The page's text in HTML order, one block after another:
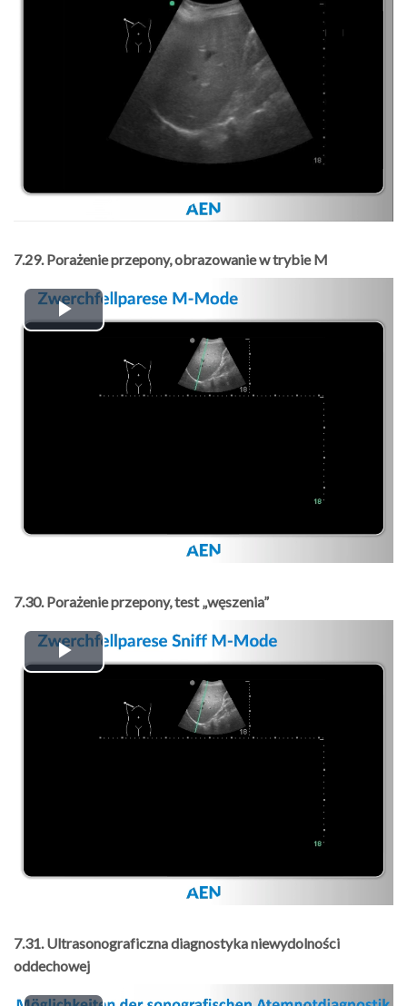
Video
7.29. Porażenie przepony, obrazowanie w trybie M
Play
Video
7.30. Porażenie przepony, test „węszenia”
Play
Video
7.31. Ultrasonograficzna diagnostyka niewydolności
oddechowej